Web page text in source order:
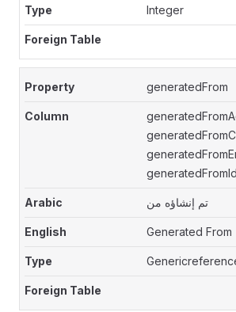
Integer
generatedFrom
generatedFromId
تم إنشاؤه من
Generated From